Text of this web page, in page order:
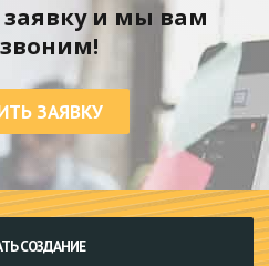
заявку и мы вам
ЗАЯВКУ
СОЗДАНИЕ